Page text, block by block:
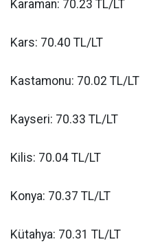
Karaman: 70.23 TL/LT
Kars: 70.40 TL/LT
Kastamonu: 70.02 TL/LT
Kayseri: 70.33 TL/LT
Kilis: 70.04 TL/LT
Konya: 70.37 TL/LT
Kütahya: 70.31 TL/LT